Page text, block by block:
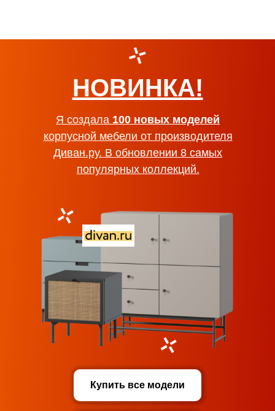
НОВИНКА!
Я создала 100 новых моделей
корпусной мебели от производителя
Диван.ру. В обновлении 8 самых
популярных коллекций.
Купить все модели